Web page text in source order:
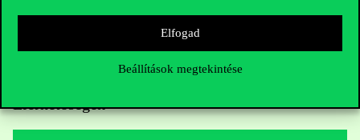
Elfogad
Beállítások megtekintése
Elérhetőségek